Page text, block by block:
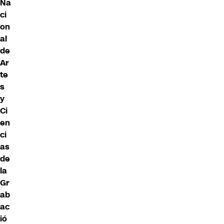
Na
ci
on
al
de
Ar
te
s
y
Ci
en
ci
as
de
la
Gr
ab
ac
ió